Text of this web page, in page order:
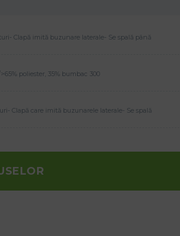
Clapă imită buzunare laterale- Se spală până
/>65% poliester, 35% bumbac 300
Clapă care imită buzunarele laterale- Se spală